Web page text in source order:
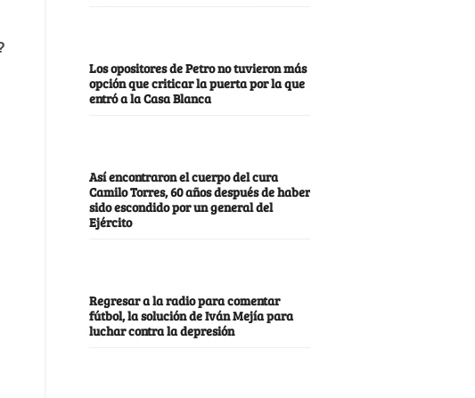
Los opositores de Petro no tuvieron más
opción que criticar la puerta por la que
entró a la Casa Blanca
Así encontraron el cuerpo del cura
Camilo Torres, 60 años después de haber
sido escondido por un general del
Ejército
Regresar a la radio para comentar
fútbol, la solución de Iván Mejía para
luchar contra la depresión